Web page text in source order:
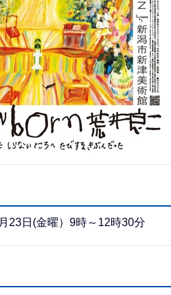
23日(金曜）9時～12時30分